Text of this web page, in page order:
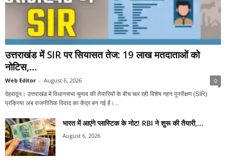
उत्तराखंड में SIR पर सियासत तेज: 19 लाख मतदाताओं को
नोटिस,...
Web Editor - August 6, 2026 0
देहरादून। उत्तराखंड में विधानसभा चुनाव की तैयारियों के बीच चल रही विशेष गहन पुनरीक्षण (SIR)
प्रक्रिया अब राजनीतिक विवाद का केंद्र बन गई है।...
भारत में आएंगे प्लास्टिक के नोट! RBI ने शुरू की तैयारी,...
August 6, 2026